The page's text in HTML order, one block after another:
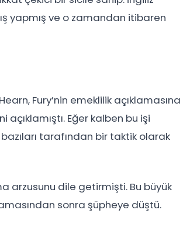
yapmış ve o zamandan itibaren
Fury’nin emeklilik açıklamasına
Eğer kalben bu işi
tarafından bir taktik olarak
arzusunu dile getirmişti. Bu büyük
sonra şüpheye düştü.